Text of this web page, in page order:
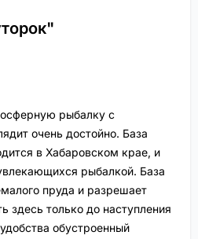
рыбалку с
очень достойно. База
в Хабаровском крае, и
рыбалкой. База
пруда и разрешает
здесь только до наступления
обустроенный